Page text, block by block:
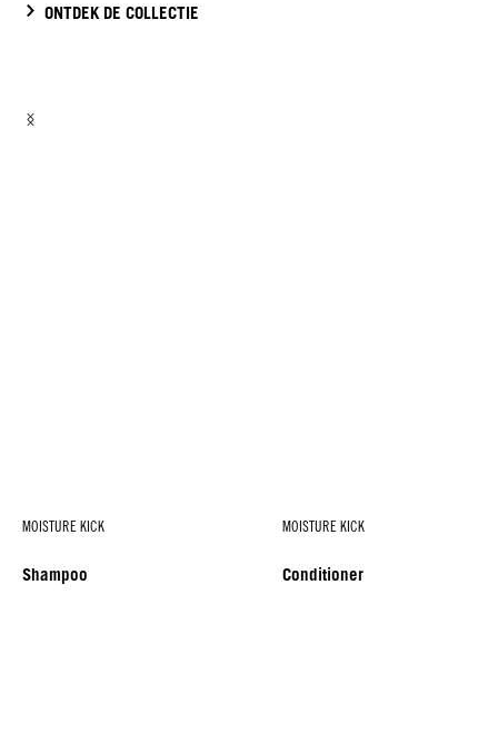
ONTDEK DE COLLECTIE
MOISTURE KICK
Shampoo
MOISTURE KICK
Conditioner